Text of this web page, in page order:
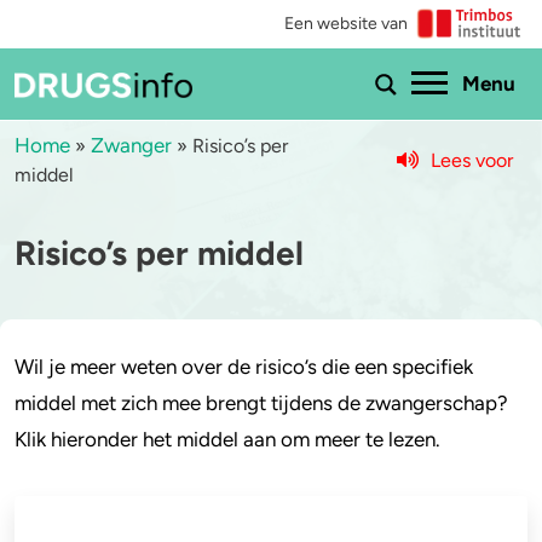
Een website van
Menu
Bekijk alle drugs
Cannabis
Cocaïne
Zwangerschap
Home » Zwanger » Risico’s per
middel
Lees voor
Risico’s per middel
Wil je meer weten over de risico’s die een specifiek
middel met zich mee brengt tijdens de zwangerschap?
Klik hieronder het middel aan om meer te lezen.